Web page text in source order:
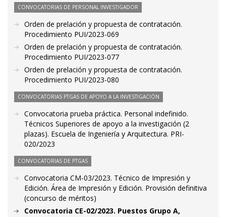
CONVOCATORIAS DE PERSONAL INVESTIGADOR
Orden de prelación y propuesta de contratación.
Procedimiento PUI/2023-069
Orden de prelación y propuesta de contratación.
Procedimiento PUI/2023-077
Orden de prelación y propuesta de contratación.
Procedimiento PUI/2023-080
CONVOCATORIAS PTGAS DE APOYO A LA INVESTIGACIÓN
Convocatoria prueba práctica. Personal indefinido.
Técnicos Superiores de apoyo a la investigación (2
plazas). Escuela de Ingeniería y Arquitectura. PRI-
020/2023
CONVOCATORIAS DE PTGAS
Convocatoria CM-03/2023. Técnico de Impresión y
Edición. Área de Impresión y Edición. Provisión definitiva
(concurso de méritos)
Convocatoria CE-02/2023. Puestos Grupo A,